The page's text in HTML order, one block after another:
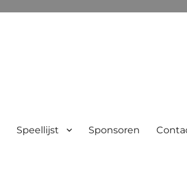
Speellijst Sponsoren